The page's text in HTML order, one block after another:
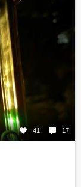
41 17